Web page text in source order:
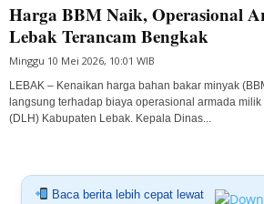
Harga BBM Naik, Operasional
Lebak Terancam Bengkak
Minggu 10 Mei 2026, 10:01 WIB
LEBAK – Kenaikan harga bahan bakar minyak
langsung terhadap biaya operasional armada
(DLH) Kabupaten Lebak. Kepala Dinas...
Baca berita lebih cepat lewat